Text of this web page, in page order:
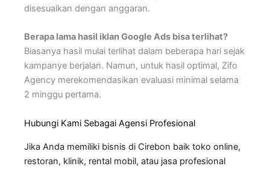
disesuaikan dengan anggaran.
Berapa lama hasil iklan Google Ads bisa terlihat?
Biasanya hasil mulai terlihat dalam beberapa hari sejak
kampanye berjalan. Namun, untuk hasil optimal, Zifo
Agency merekomendasikan evaluasi minimal selama
2 minggu pertama.
Hubungi Kami Sebagai Agensi Profesional
Jika Anda memiliki bisnis di Cirebon baik toko online,
restoran, klinik, rental mobil, atau jasa profesional